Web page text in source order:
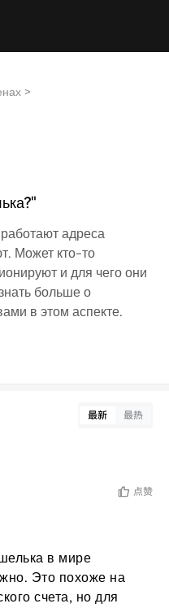
>
адреса
Может кто-то
и для чего они
больше о
в этом аспекте.
最新 最热
点赞
в мире
Это похоже на
счета, но для